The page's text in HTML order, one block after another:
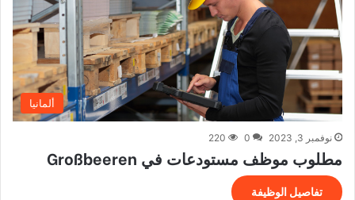
ألمانيا
نوفمبر 3, 2023 0
220
مطلوب موظف مستودعات في Großbeeren
تفاصيل الوظيفة